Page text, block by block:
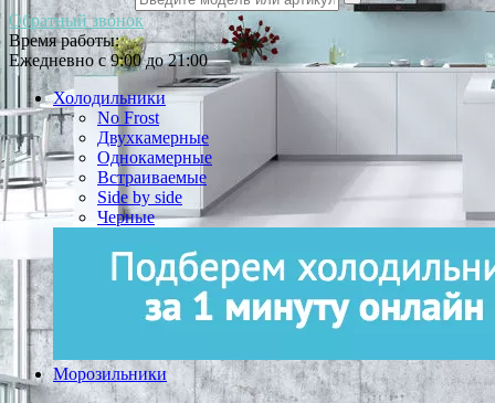
Обратный звонок
Время работы:
Ежедневно с 9:00 до 21:00
Холодильники
No Frost
Двухкамерные
Однокамерные
Встраиваемые
Side by side
Черные
Морозильники